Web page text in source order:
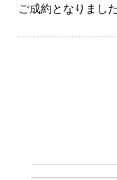
ご成約となりまし